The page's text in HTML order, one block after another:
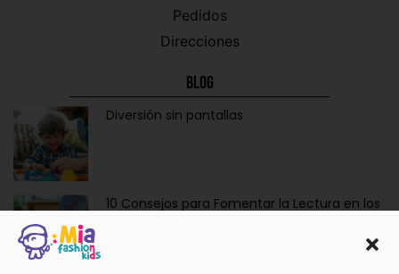
Pedidos
Direcciones
Blog
Diversión sin pantallas
10 Consejos para Fomentar la Lectura en los